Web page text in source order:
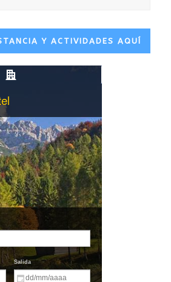
Y ACTIVIDADES AQUÍ